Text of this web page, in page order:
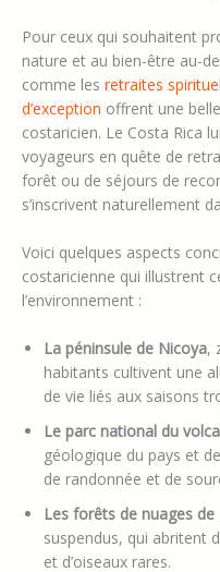
Pour ceux qui souhaitent
nature et au bien-être au-
comme les retraites
d’exception offrent une
costaricien. Le Costa Rica
voyageurs en quête de
forêt ou de séjours de
s’inscrivent naturellement
Voici quelques aspects
costaricienne qui illustrent
l’environnement :
La péninsule de Nicoya,
habitants cultivent une
de vie liés aux saisons
Le parc national du
géologique du pays et
de randonnée et de
Les forêts de nuages
suspendus, qui abritent
et d’oiseaux rares.